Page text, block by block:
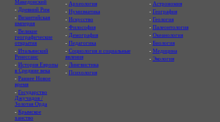
Македонский
- Древний Рим
- Византийская
империя
- Великие
географические
открытия
- Итальянский
Ренессанс
- История Европы
в Средние века
- Раннее Новое
время
- Государство
Джучидов /
Золотая Орда
- Крымское
ханство
- Археология
- Нумизматика
- Искусство
- Философия
- Демография
- Педагогика
- Социология и социальные
явления
- Лингвистика
- Психология
- Астрономия
- География
- Геология
- Палеонтология
- Океанология
- Биология
- Медицина
- Экология